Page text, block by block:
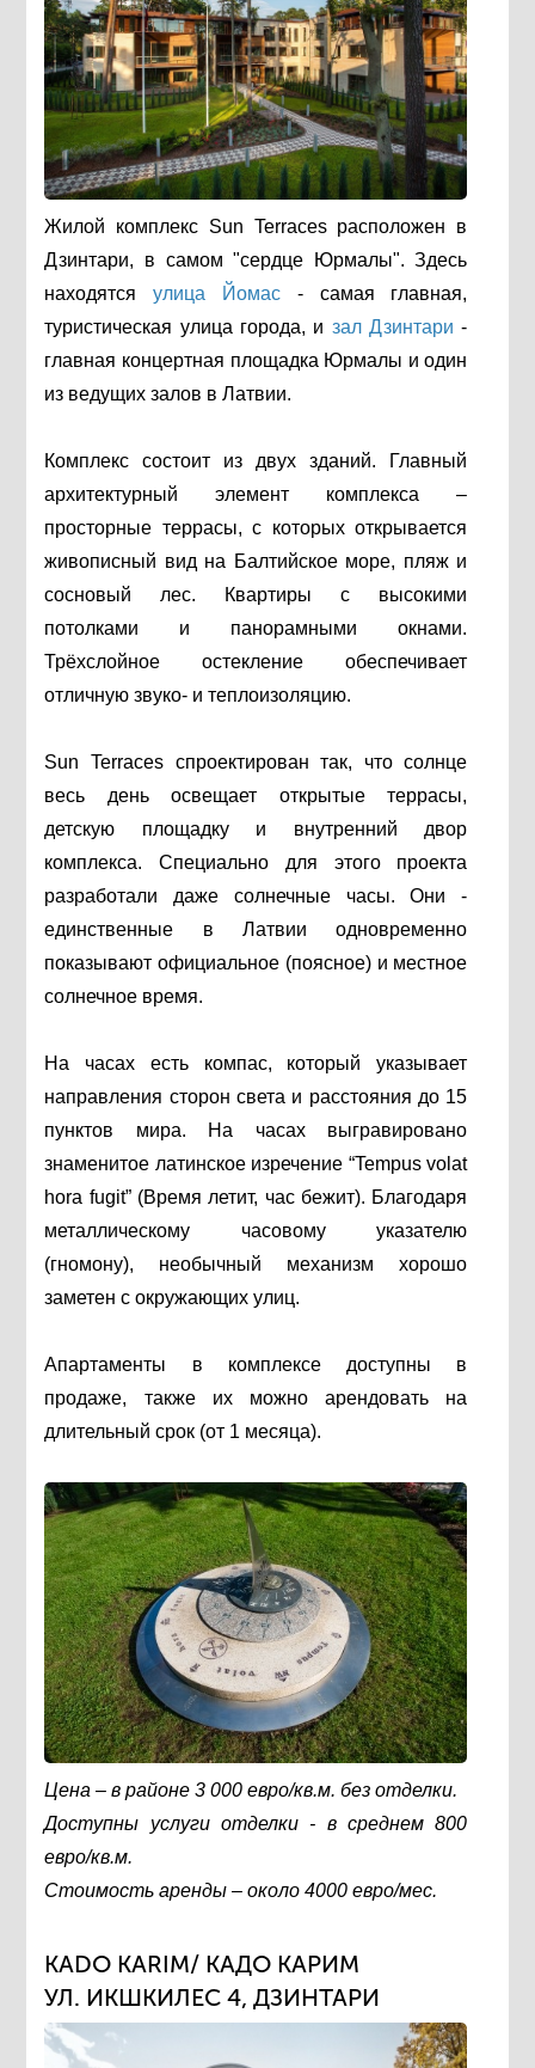
Жилой комплекс Sun Terraces расположен в
Дзинтари, в самом "сердце Юрмалы". Здесь
находятсяулица Йомас- самая главная,
туристическая улица города, и зал Дзинтари -
главная концертная площадка Юрмалы и один
из ведущих залов в Латвии.
Комплекс состоит из двух зданий. Главный
архитектурный элемент комплекса –
просторные террасы, с которых открывается
живописный вид на Балтийское море, пляж и
сосновый лес. Квартиры с высокими
потолками и панорамными окнами.
Трёхслойное остекление обеспечивает
отличную звуко- и теплоизоляцию.
Sun Terraces спроектирован так, что солнце
весь день освещает открытые террасы,
детскую площадку и внутренний двор
комплекса. Специально для этого проекта
разработали даже солнечные часы. Они -
единственные в Латвии одновременно
показывают официальное (поясное) и местное
солнечное время.
На часах есть компас, который указывает
направления сторон света и расстояния до 15
пунктов мира. На часах выгравировано
знаменитое латинское изречение “Tempus volat
hora fugit” (Время летит, час бежит). Благодаря
металлическому часовому указателю
(гномону), необычный механизм хорошо
заметен с окружающих улиц.
Апартаменты в комплексе доступны в
продаже, также их можно арендовать на
длительный срок (от 1 месяца).
Цена – в районе 3 000 евро/кв.м. без отделки.
Доступны услуги отделки - в среднем 800
евро/кв.м.
Стоимость аренды – около 4000 евро/мес.
КADO KARIM/ КАДО КАРИМ
УЛ. ИКШКИЛЕС 4, ДЗИНТАРИ